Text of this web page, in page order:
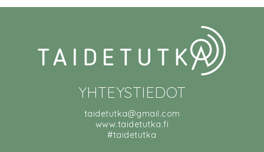
YHTEYSTIEDOT
taidetutka@gmail.com
www.taidetutka.fi
#taidetutka